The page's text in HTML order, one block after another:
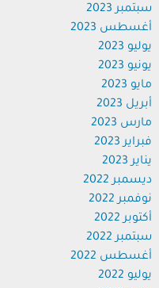
سبتمبر 2023
أغسطس 2023
يوليو 2023
يونيو 2023
مايو 2023
أبريل 2023
مارس 2023
فبراير 2023
يناير 2023
ديسمبر 2022
نوفمبر 2022
أكتوبر 2022
سبتمبر 2022
أغسطس 2022
يوليو 2022